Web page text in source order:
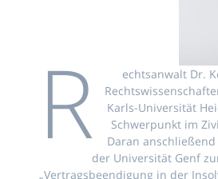
R
echtsanwalt Dr.
Karls-Universität
Schwerpunkt im
Daran
der Universität Genf
„Vertragsbeendigung in der